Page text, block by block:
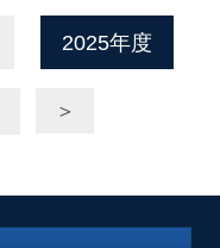
2025年度
＞